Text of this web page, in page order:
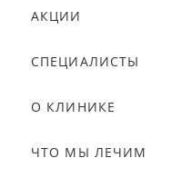
АКЦИИ
СПЕЦИАЛИСТЫ
О КЛИНИКЕ
ЧТО МЫ ЛЕЧИМ